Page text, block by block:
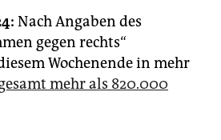
Nach Angaben des
gegen rechts“
Wochenende in mehr
mehr als 820.000